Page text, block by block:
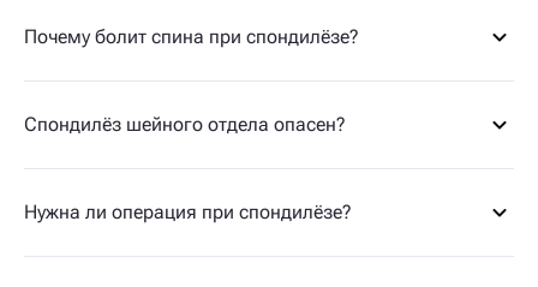
Почему болит спина при спондилёзе?
Спондилёз шейного отдела опасен?
Нужна ли операция при спондилёзе?